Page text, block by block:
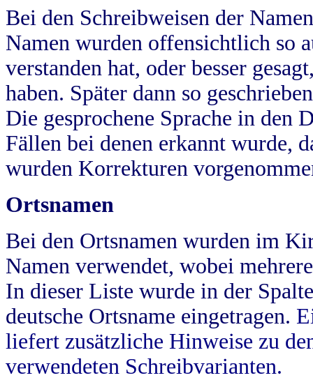
Bei den Schreibweisen der
Namen wurden offensichtlich so
verstanden hat, oder besser
haben. Später dann so
Die gesprochene Sprache in
Fällen bei denen erkannt wurde,
wurden Korrekturen
Ortsnamen
Bei den Ortsnamen wurden im
Namen verwendet, wobei
In dieser Liste wurde in der
deutsche Ortsname eingetragen.
liefert zusätzliche Hinweise zu
verwendeten Schreibvarianten.